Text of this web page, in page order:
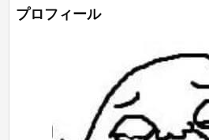
プロフィール